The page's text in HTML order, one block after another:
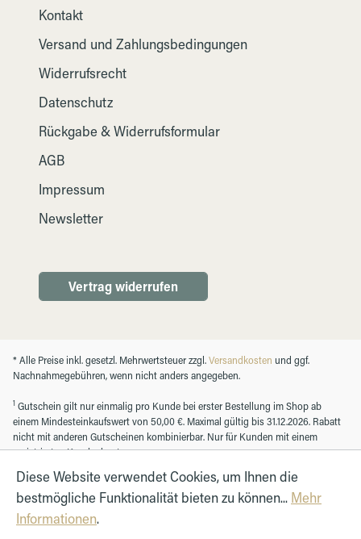
Kontakt
Versand und Zahlungsbedingungen
Widerrufsrecht
Datenschutz
Rückgabe & Widerrufsformular
AGB
Impressum
Newsletter
Vertrag widerrufen
* Alle Preise inkl. gesetzl. Mehrwertsteuer zzgl.Versandkosten und ggf.
Nachnahmegebühren, wenn nicht anders angegeben.
1 Gutschein gilt nur einmalig pro Kunde bei erster Bestellung im Shop ab
einem Mindesteinkaufswert von 50,00 €. Maximal gültig bis 31.12.2026. Rabatt
nicht mit anderen Gutscheinen kombinierbar. Nur für Kunden mit einem
registrierten Kundenkonto.
Diese Website verwendet Cookies, um Ihnen die
bestmögliche Funktionalität bieten zu können... Mehr
Informationen.